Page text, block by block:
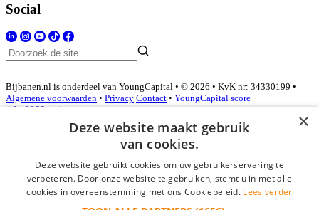
Social
Bijbanen.nl is onderdeel van YoungCapital • © 2026 • KvK nr: 34330199 •
Algemene voorwaarden • Privacy Contact • YoungCapital score
4.3 - 3366 reviews
Inloggen als bedrijf
*
×
Deze website maakt gebruik
van cookies.
Deze website gebruikt cookies om uw gebruikerservaring te
verbeteren. Door onze website te gebruiken, stemt u in met alle
cookies in overeenstemming met ons Cookiebeleid. Lees verder